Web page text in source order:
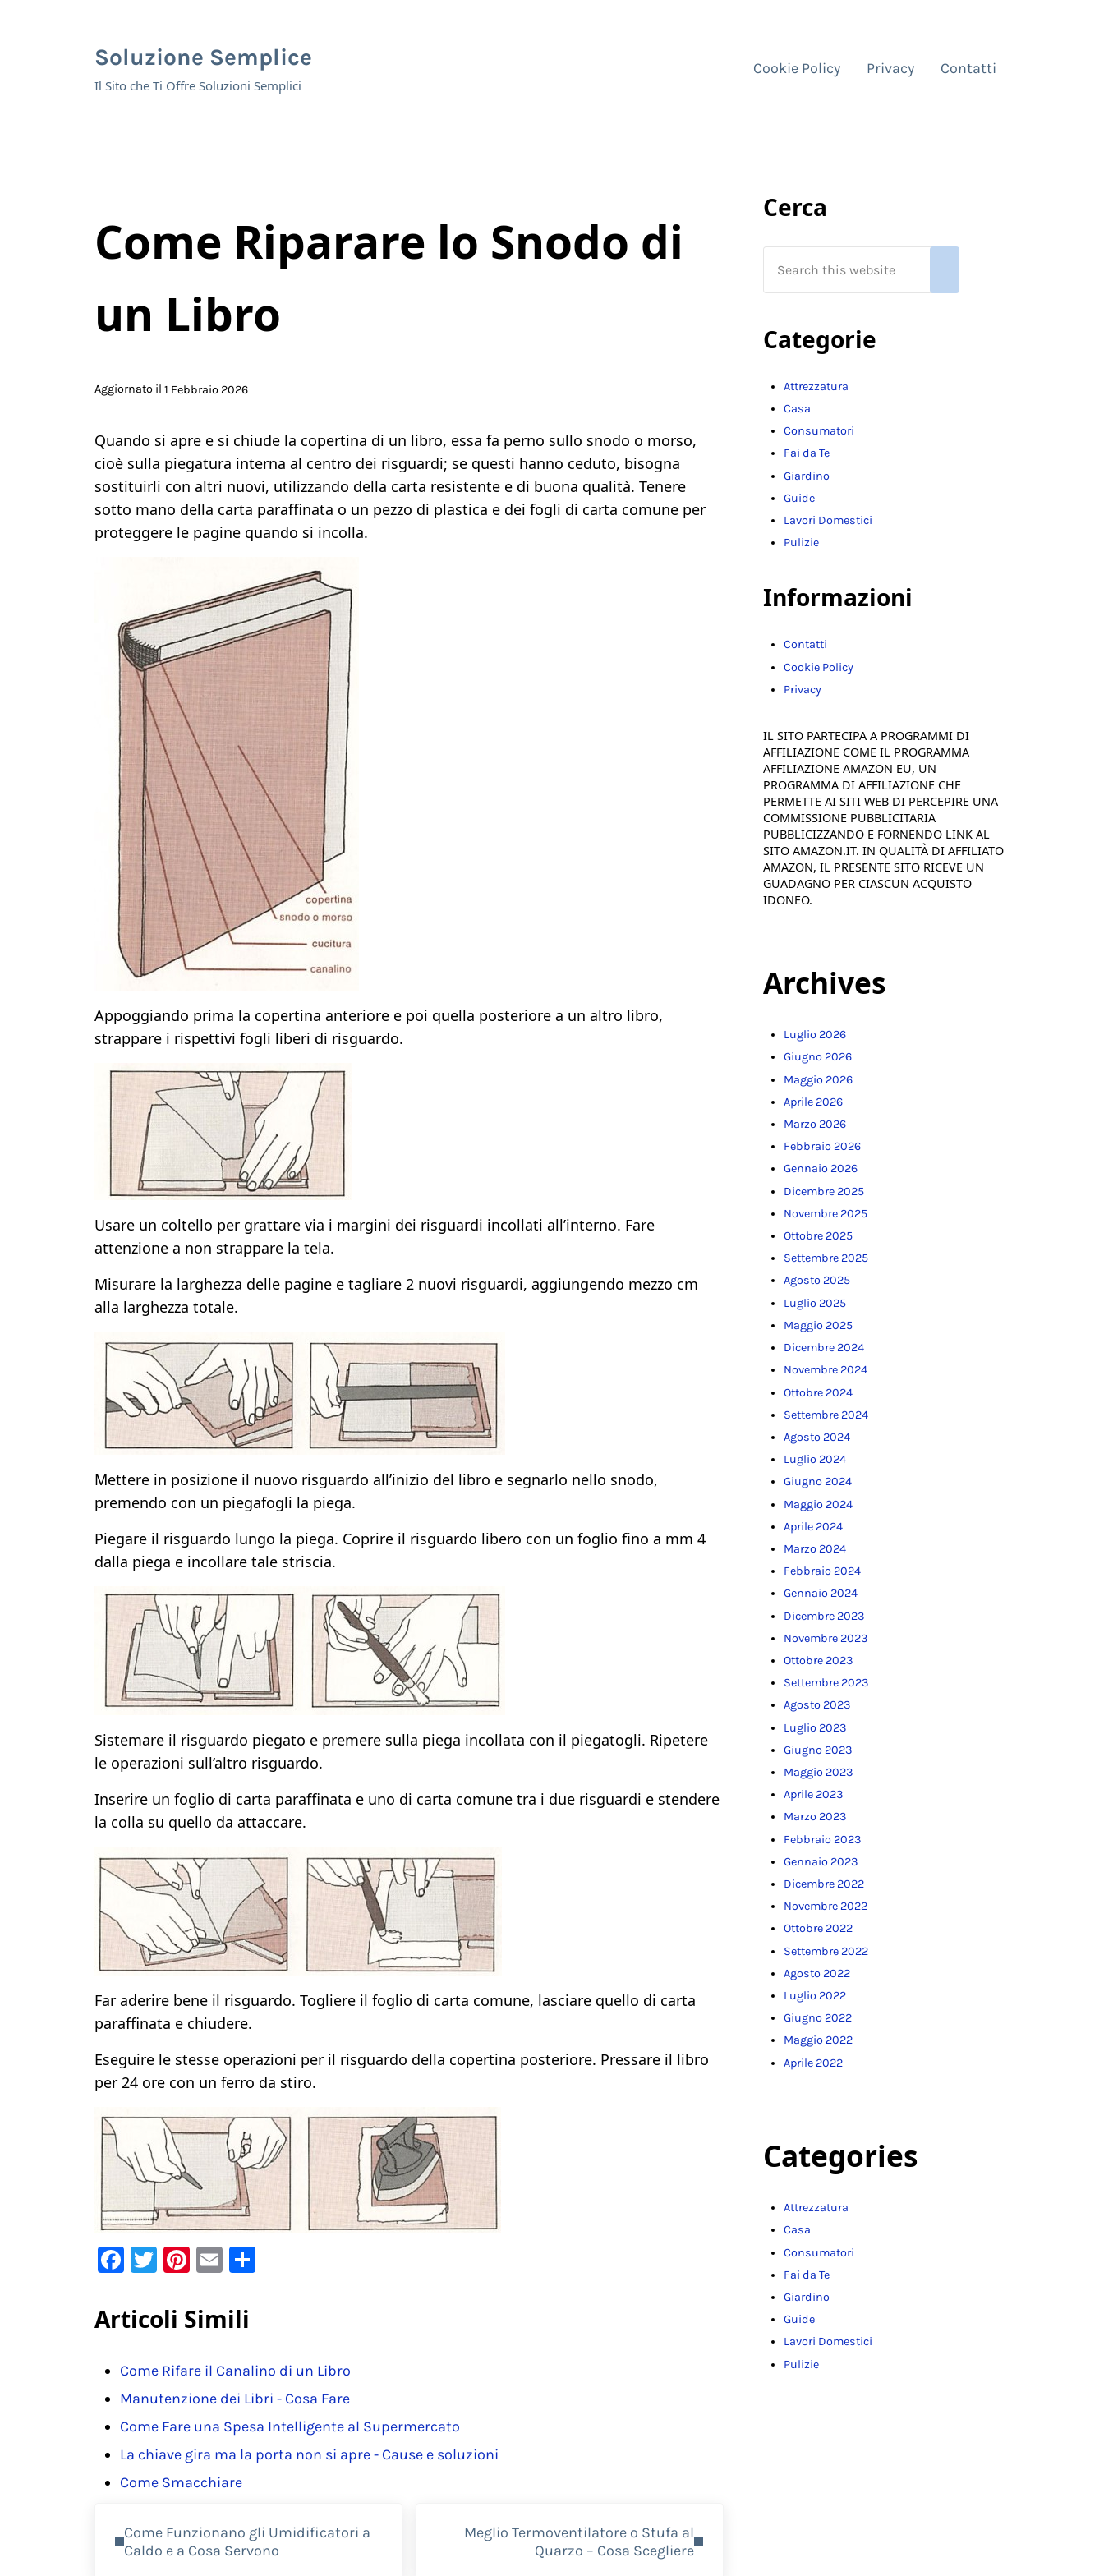
Soluzione Semplice
Il Sito che Ti Offre Soluzioni Semplici
Cookie Policy Privacy Contatti
Come Riparare lo Snodo di
un Libro
Aggiornato il 1 Febbraio 2026
Quando si apre e si chiude la copertina di un libro, essa fa perno sullo snodo o morso,
cioè sulla piegatura interna al centro dei risguardi; se questi hanno ceduto, bisogna
sostituirli con altri nuovi, utilizzando della carta resistente e di buona qualità. Tenere
sotto mano della carta paraffinata o un pezzo di plastica e dei fogli di carta comune per
proteggere le pagine quando si incolla.
Appoggiando prima la copertina anteriore e poi quella posteriore a un altro libro,
strappare i rispettivi fogli liberi di risguardo.
Usare un coltello per grattare via i margini dei risguardi incollati all’interno. Fare
attenzione a non strappare la tela.
Misurare la larghezza delle pagine e tagliare 2 nuovi risguardi, aggiungendo mezzo cm
alla larghezza totale.
Mettere in posizione il nuovo risguardo all’inizio del libro e segnarlo nello snodo,
premendo con un piegafogli la piega.
Piegare il risguardo lungo la piega. Coprire il risguardo libero con un foglio fino a mm 4
dalla piega e incollare tale striscia.
Sistemare il risguardo piegato e premere sulla piega incollata con il piegatogli. Ripetere
le operazioni sull’altro risguardo.
Inserire un foglio di carta paraffinata e uno di carta comune tra i due risguardi e stendere
la colla su quello da attaccare.
Far aderire bene il risguardo. Togliere il foglio di carta comune, lasciare quello di carta
paraffinata e chiudere.
Eseguire le stesse operazioni per il risguardo della copertina posteriore. Pressare il libro
per 24 ore con un ferro da stiro.
F
c
e
b
o
o
T
it
te
r
Pi
er
e
st
E
ai
l
C
vi
di
Articoli Simili
Come Rifare il Canalino di un Libro
Manutenzione dei Libri - Cosa Fare
Come Fare una Spesa Intelligente al Supermercato
La chiave gira ma la porta non si apre - Cause e soluzioni
Come Smacchiare
Come Funzionano gli Umidificatori a
Caldo e a Cosa Servono
Meglio Termoventilatore o Stufa al
Quarzo – Cosa Scegliere
Cerca
Categorie
Attrezzatura
Casa
Consumatori
Fai da Te
Giardino
Guide
Lavori Domestici
Pulizie
Informazioni
Contatti
Cookie Policy
Privacy
IL SITO PARTECIPA A PROGRAMMI DI
AFFILIAZIONE COME IL PROGRAMMA
AFFILIAZIONE AMAZON EU, UN
PROGRAMMA DI AFFILIAZIONE CHE
PERMETTE AI SITI WEB DI PERCEPIRE UNA
COMMISSIONE PUBBLICITARIA
PUBBLICIZZANDO E FORNENDO LINK AL
SITO AMAZON.IT. IN QUALITÀ DI AFFILIATO
AMAZON, IL PRESENTE SITO RICEVE UN
GUADAGNO PER CIASCUN ACQUISTO
IDONEO.
Archives
Luglio 2026
Giugno 2026
Maggio 2026
Aprile 2026
Marzo 2026
Febbraio 2026
Gennaio 2026
Dicembre 2025
Novembre 2025
Ottobre 2025
Settembre 2025
Agosto 2025
Luglio 2025
Maggio 2025
Dicembre 2024
Novembre 2024
Ottobre 2024
Settembre 2024
Agosto 2024
Luglio 2024
Giugno 2024
Maggio 2024
Aprile 2024
Marzo 2024
Febbraio 2024
Gennaio 2024
Dicembre 2023
Novembre 2023
Ottobre 2023
Settembre 2023
Agosto 2023
Luglio 2023
Giugno 2023
Maggio 2023
Aprile 2023
Marzo 2023
Febbraio 2023
Gennaio 2023
Dicembre 2022
Novembre 2022
Ottobre 2022
Settembre 2022
Agosto 2022
Luglio 2022
Giugno 2022
Maggio 2022
Aprile 2022
Categories
Attrezzatura
Casa
Consumatori
Fai da Te
Giardino
Guide
Lavori Domestici
Pulizie